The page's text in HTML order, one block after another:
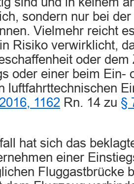
sondern nur bei
Vielmehr reicht
Risiko verwirklicht,
oder dem
oder einer beim Ein-
luftfahrttechnischen
1162 Rn. 14 zu §
hat sich das
einer
Fluggastbrücke